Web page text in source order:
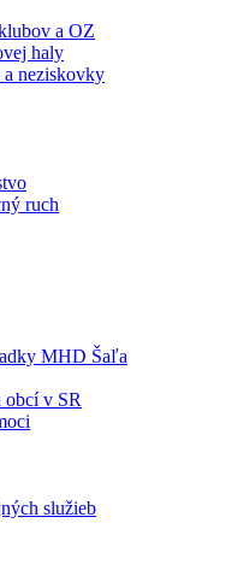
a OZ
haly
a neziskovky
ruch
MHD Šaľa
obcí v SR
služieb